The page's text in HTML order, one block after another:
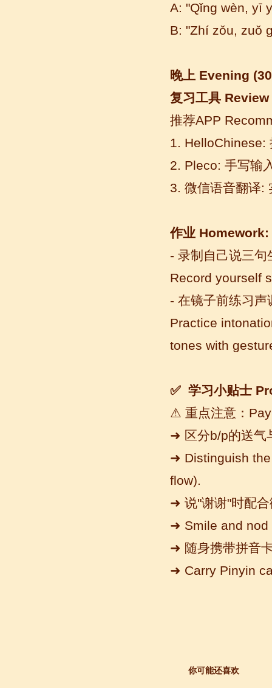
A: "Qǐng wèn, yī
B: "Zhí zǒu, zuǒ
晚上 Evening
复习工具
推荐APP
1. HelloChinese:
2. Pleco: 手写输
3. 微信语音翻译:
作业 Homework:
- 录制自己说三句
Record yourself
- 在镜子前练习声
Practice
tones with
✅ 学习小贴士
⚠ 重点注意：
➜ 区分b/p的送气
➜ Distinguish
flow).
➜ 说"谢谢"时配
➜ Smile and nod
➜ 随身携带拼音
➜ Carry Pinyin
你可能还喜欢